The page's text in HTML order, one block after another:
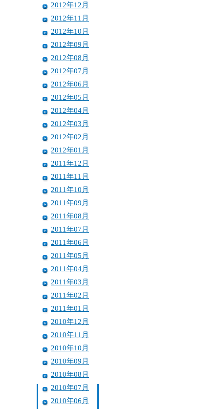
2012年12月
2012年11月
2012年10月
2012年09月
2012年08月
2012年07月
2012年06月
2012年05月
2012年04月
2012年03月
2012年02月
2012年01月
2011年12月
2011年11月
2011年10月
2011年09月
2011年08月
2011年07月
2011年06月
2011年05月
2011年04月
2011年03月
2011年02月
2011年01月
2010年12月
2010年11月
2010年10月
2010年09月
2010年08月
2010年07月
2010年06月